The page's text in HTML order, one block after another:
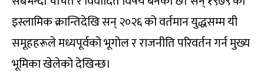
इस्लामिक क्रान्तिदेखि सन् २०२६ को वर्तमान युद्धसम्म यी
समूहहरूले मध्यपूर्वको भूगोल र राजनीति परिवर्तन गर्न मुख्य
भूमिका खेलेको देखिन्छ।